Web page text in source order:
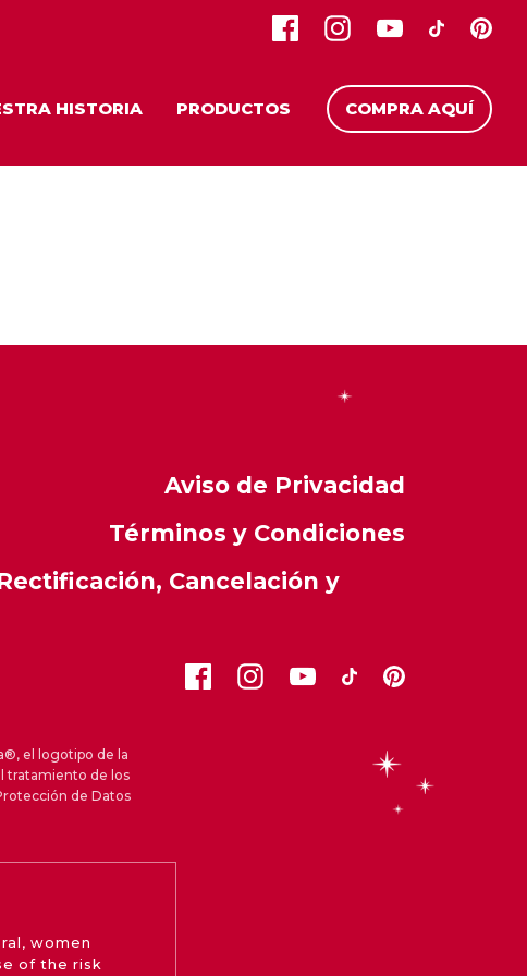
HISTORIA
PRODUCTOS COMPRA AQUÍ
Aviso de Privacidad
Términos y Condiciones
Cancelación y
el logotipo de la
tratamiento de los
de Datos
women
of the risk